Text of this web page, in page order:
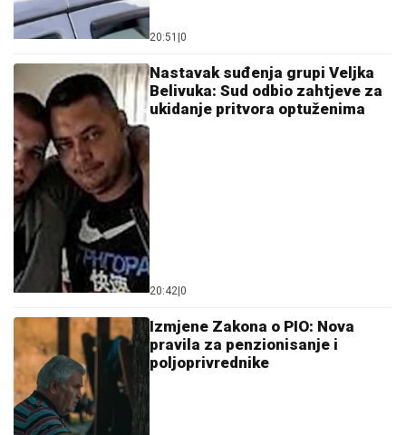
20:51 |0
Nastavak suđenja grupi Veljka
Belivuka: Sud odbio zahtjeve za
ukidanje pritvora optuženima
20:42|0
Izmjene Zakona o PIO: Nova
pravila za penzionisanje i
poljoprivrednike